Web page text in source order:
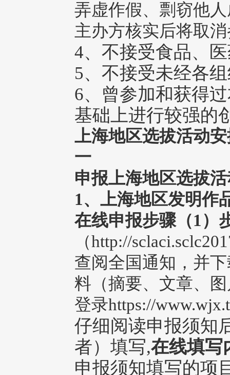
弄虚作假、剽窃他
主办方核实后将取
4、不接受食品、
5、不接受未经各
6、曾参加和获得
基础上进行较强的
上海地区选拔活动
一
申报上海地区选拔
1、上海地区发明作
在线申报步骤 （1）
（http://
查阅全国通知，并
料（摘要、文章、
登录https://
仔细阅读申报须知
者）填写,在线填写
申报须知填写的项